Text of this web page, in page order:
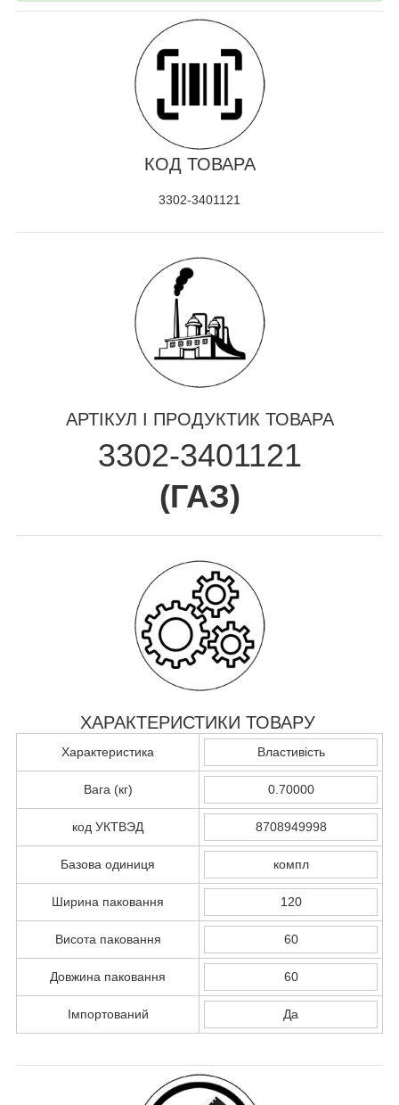
КОД ТОВАРА
3302-3401121
АРТІКУЛ І ПРОДУКТИК ТОВАРА
3302-3401121
(ГАЗ)
ХАРАКТЕРИСТИКИ ТОВАРУ
Характеристика Властивість
Вага (кг) 0.70000
код УКТВЭД 8708949998
Базова одиниця компл
Ширина паковання 120
Висота паковання 60
Довжина паковання 60
Імпортований Да